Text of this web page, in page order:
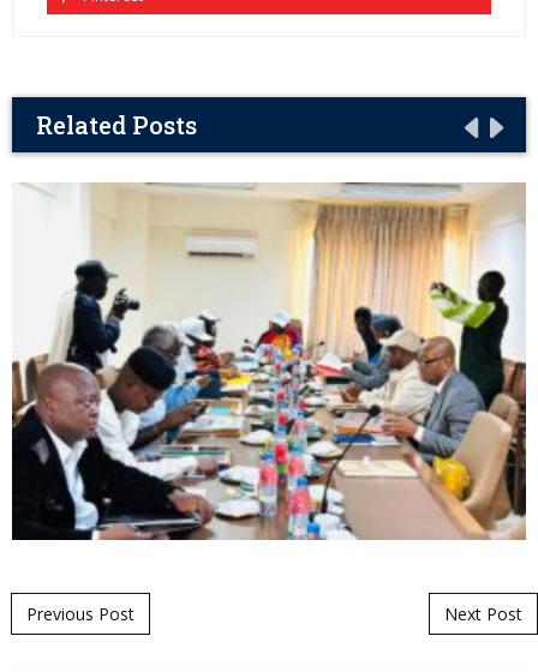
Related Posts
Post navigation
Previous Post Next Post